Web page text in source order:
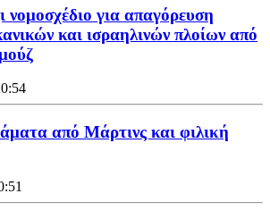
νομοσχέδιο για απαγόρευση
και ισραηλινών πλοίων από
από Μάρτινς και φιλική